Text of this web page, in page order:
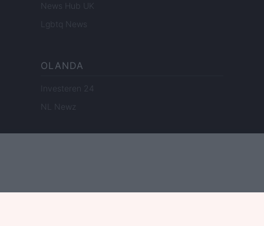
News Hub UK
Lgbtq News
OLANDA
Investeren 24
NL Newz